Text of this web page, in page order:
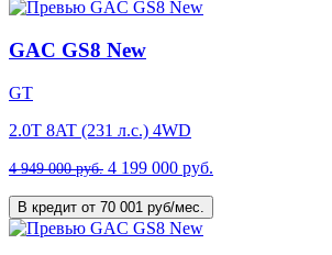
GAC GS8 New
GT
2.0T 8AT (231 л.с.) 4WD
4 949 000 руб. 4 199 000 руб.
В кредит от 70 001 руб/мес.